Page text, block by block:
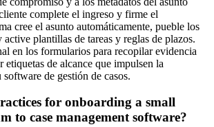
complete el ingreso y firme el
cree el asunto automáticamente, pueble los
plantillas de tareas y reglas de plazos.
en los formularios para recopilar evidencia
etiquetas de alcance que impulsen la
de gestión de casos.
for onboarding a small
to case management software?